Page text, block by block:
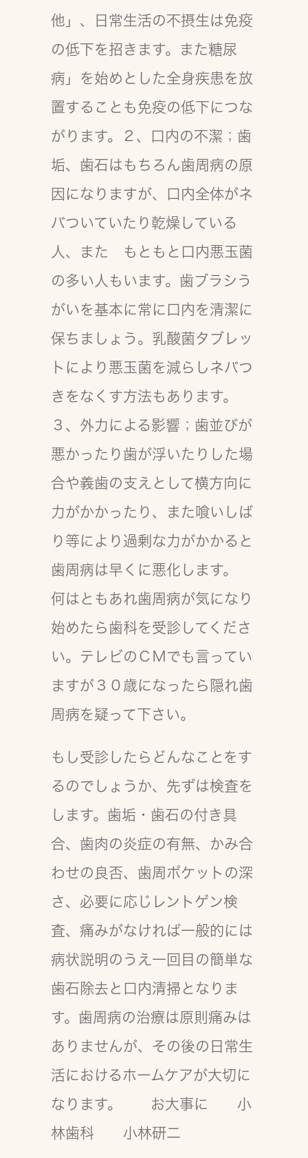
他」、日常生活の不摂生は免疫
の低下を招きます。また糖尿
病」を始めとした全身疾患を放
置することも免疫の低下につな
がります。２、口内の不潔；歯
垢、歯石はもちろん歯周病の原
因になりますが、口内全体がネ
バついていたり乾燥している
人、また もともと口内悪玉菌
の多い人もいます。歯ブラシう
がいを基本に常に口内を清潔に
保ちましょう。乳酸菌タブレッ
トにより悪玉菌を減らしネバつ
きをなくす方法もあります。
３、外力による影響；歯並びが
悪かったり歯が浮いたりした場
合や義歯の支えとして横方向に
力がかかったり、また喰いしば
り等により過剰な力がかかると
歯周病は早くに悪化します。
何はともあれ歯周病が気になり
始めたら歯科を受診してくださ
い。テレビのＣＭでも言ってい
ますが３０歳になったら隠れ歯
周病を疑って下さい。
もし受診したらどんなことをす
るのでしょうか、先ずは検査を
します。歯垢・歯石の付き具
合、歯肉の炎症の有無、かみ合
わせの良否、歯周ポケットの深
さ、必要に応じレントゲン検
査、痛みがなければ一般的には
病状説明のうえ一回目の簡単な
歯石除去と口内清掃となりま
す。歯周病の治療は原則痛みは
ありませんが、その後の日常生
活におけるホームケアが大切に
なります。 お大事に 小
林歯科 小林研二